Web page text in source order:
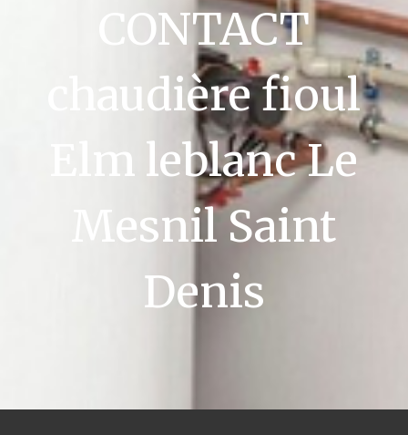
CONTACT
chaudière fioul
Elm leblanc Le
Mesnil Saint
Denis